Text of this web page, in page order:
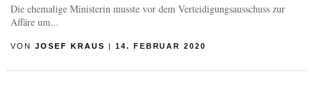
Die ehemalige Ministerin musste vor dem Verteidigungsausschuss zur
Affäre um...
VON JOSEF KRAUS | 14. FEBRUAR 2020